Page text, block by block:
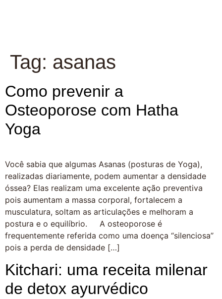
Tag: asanas
Como prevenir a
Osteoporose com Hatha
Yoga
Você sabia que algumas Asanas (posturas de Yoga),
realizadas diariamente, podem aumentar a densidade
óssea? Elas realizam uma excelente ação preventiva
pois aumentam a massa corporal, fortalecem a
musculatura, soltam as articulações e melhoram a
postura e o equilíbrio. A osteoporose é
frequentemente referida como uma doença “silenciosa”
pois a perda de densidade […]
Kitchari: uma receita milenar
de detox ayurvédico